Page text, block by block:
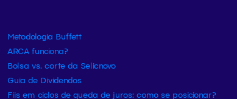
Metodologia Buffett
ARCA funciona?
Bolsa vs. corte da Selicnovo
Guia de Dividendos
Fiis em ciclos de queda de juros: como se posicionar?